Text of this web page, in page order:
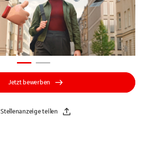
Jetzt bewerben
Stellenanzeige teilen